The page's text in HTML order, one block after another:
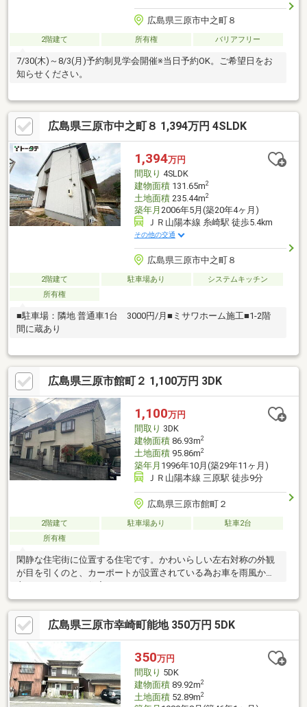
広島県三原市中之町８
2階建て 所有権 バリアフリー
7/30(木)～8/3(月)予約制見学会開催※当日予約OK。ご希望日をお
知らせください。
広島県三原市中之町８ 1,394万円 4SLDK
1,394万円
間取り 4SLDK
建物面積131.65m2
土地面積235.44m2
築年月 2006年5月(築20年4ヶ月)
ＪＲ山陽本線 糸崎駅 徒歩5.4km
その他の交通
広島県三原市中之町８
2階建て 駐車場あり
システムキッチン
所有権
■駐車場：隣地 普通車1台 3000円/月■ミサワホーム施工■1-2階
間に蔵あり
広島県三原市館町２ 1,100万円 3DK
1,100万円
間取り 3DK
建物面積86.93m2
土地面積95.86m2
築年月 1996年10月(築29年11ヶ月)
ＪＲ山陽本線 三原駅 徒歩9分
広島県三原市館町２
2階建て 駐車場あり
駐車2台
所有権
閑静な住宅街に位置する住宅です。かわいらしい左右対称の外観
が目を引くのと、カーポートが設置されている為お車を雨風から
守ることができる住宅です。
広島県三原市幸崎町能地 350万円 5DK
350万円
間取り 5DK
建物面積89.92m2
土地面積52.89m2